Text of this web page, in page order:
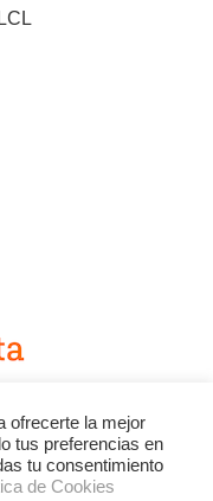
ofrecerte la mejor
tus preferencias en
tu consentimiento
de Cookies